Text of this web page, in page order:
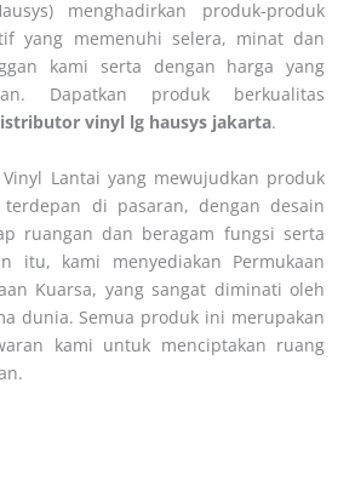
menghadirkan produk-produk
yang memenuhi selera, minat dan
kami serta dengan harga yang
Dapatkan produk berkualitas
vinyl lg hausys jakarta.
Lantai yang mewujudkan produk
di pasaran, dengan desain
ruangan dan beragam fungsi serta
itu, kami menyediakan Permukaan
Kuarsa, yang sangat diminati oleh
dunia. Semua produk ini merupakan
kami untuk menciptakan ruang